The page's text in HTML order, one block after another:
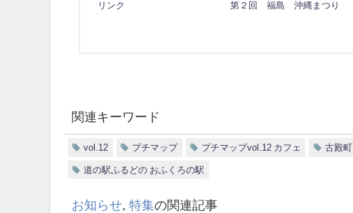
リンク 第２回 福島 沖縄まつり
関連キーワード
vol.12 プチマップ プチマップvol.12 カフェ 古殿町
道の駅ふるどの おふくろの駅
お知らせ, 特集の関連記事